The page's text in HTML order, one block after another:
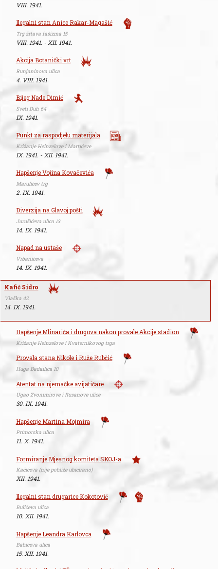
VIII. 1941.
Ilegalni stan Anice Rakar-Magašić
Trg žrtava fašizma 15
VIII. 1941. - XII. 1941.
Akcija Botanički vrt
Runjaninova ulica
4. VIII. 1941.
Bijeg Nade Dimić
Sveti Duh 64
IX. 1941.
Punkt za raspodjelu materijala
Križanje Heinzelove i Martićeve
IX. 1941. - XII. 1941.
Hapšenje Vojina Kovačevića
Marulićev trg
2. IX. 1941.
Diverzija na Glavoj pošti
Jurušićeva ulica 13
14. IX. 1941.
Napad na ustaše
Vrbanićeva
14. IX. 1941.
Kafić Sidro
Vlaška 42
14. IX. 1941.
Hapšenje Mlinarića i drugova nakon provale Akcije stadion
Križanje Heinzelove i Kvaternikovog trga
Provala stana Nikole i Ruže Rubčić
Huga Badailića 10
Atentat na njemačke avijatičare
Ugao Zvonimirove i Rusanove ulice
30. IX. 1941.
Hapšenje Martina Mojmira
Primorska ulica
11. X. 1941.
Formiranje Mjesnog komiteta SKOJ-a
Kačićeva (nije pobliže ubicirano)
XII. 1941.
Ilegalni stan drugarice Kokotović
Bulićeva ulica
10. XII. 1941.
Hapšenje Leandra Karlovca
Babićeva ulica
15. XII. 1941.